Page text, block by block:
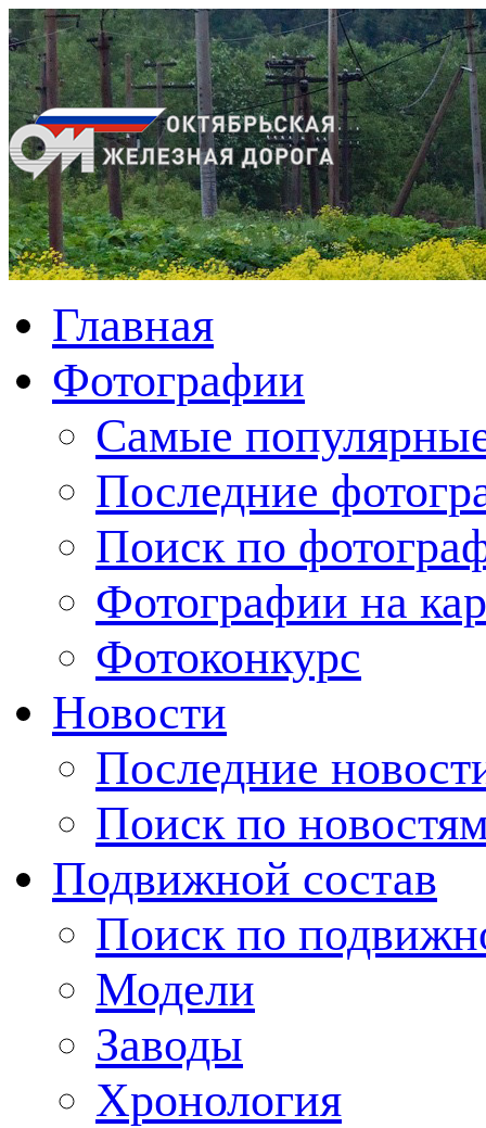
Главная
Фотографии
Cамые
Последние
Поиск по
Фотографии на
Фотоконкурс
Новости
Последние
Поиск по
Подвижной состав
Поиск по
Модели
Заводы
Хронология